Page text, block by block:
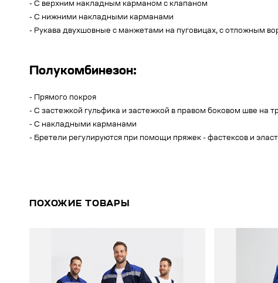
- С верхним накладным карманом с клапаном
- С нижними накладными карманами
- Рукава двухшовные с манжетами на пуговицах, с отложным
Полукомбинезон:
- Прямого покроя
- С застежкой гульфика и застежкой в правом боковом шве на
- С накладными карманами
- Бретели регулируются при помощи пряжек - фастексов и
ПОХОЖИЕ ТОВАРЫ